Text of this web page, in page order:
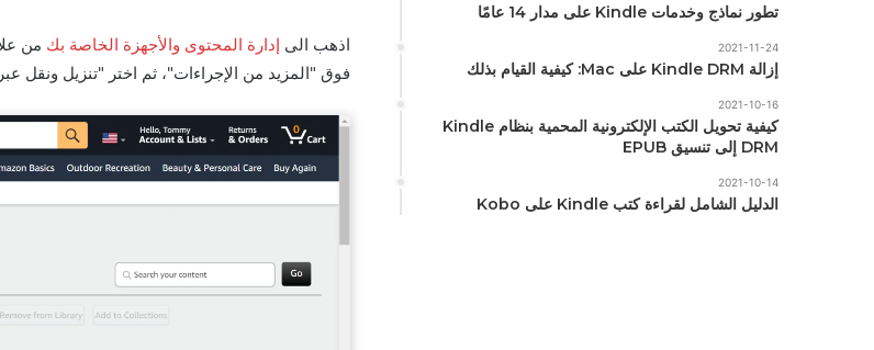
اذهب الى إدارة المحتوى والأجهزة الخاصة بك
فوق "المزيد من الإجراءات"، ثم اختر "تنزيل ونقل عبر USB".
تطور نماذج وخدمات Kindle على مدار 14 عامًا
2021-11-24
إزالة Kindle DRM على Mac: كيفية القيام بذلك
2021-10-16
كيفية تحويل الكتب الإلكترونية المحمية بنظام Kindle
DRM إلى تنسيق EPUB
2021-10-14
الدليل الشامل لقراءة كتب Kindle على Kobo